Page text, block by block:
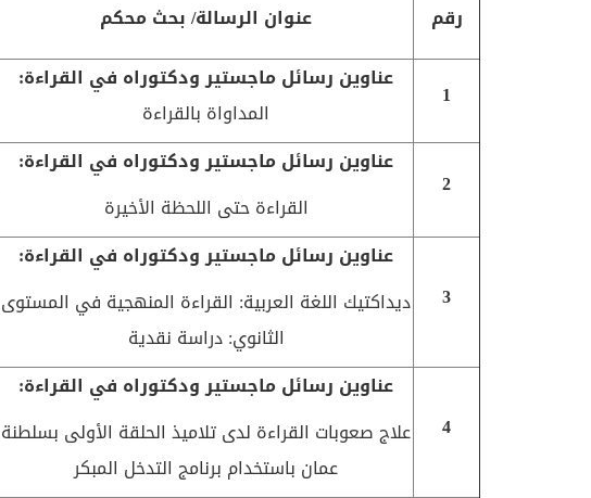
رقم
عنوان الرسالة/ بحث محكم
1
عناوين رسائل ماجستير ودكتوراه في القراءة:
المداواة بالقراءة
2
عناوين رسائل ماجستير ودكتوراه في القراءة:
القراءة حتى اللحظة الأخيرة
3
عناوين رسائل ماجستير ودكتوراه في القراءة:
ديداكتيك اللغة العربية: القراءة المنهجية في المستوى
الثانوي: دراسة نقدية
4
عناوين رسائل ماجستير ودكتوراه في القراءة:
علاج صعوبات القراءة لدى تلاميذ الحلقة الأولى بسلطنة
عمان باستخدام برنامج التدخل المبكر